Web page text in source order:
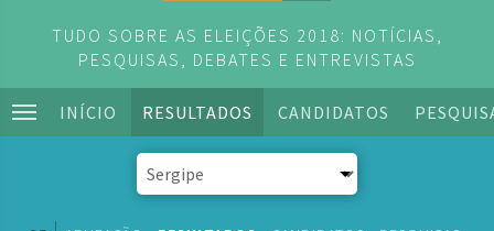
TUDO SOBRE AS ELEIÇÕES 2018: NOTÍCIAS,
PESQUISAS, DEBATES E ENTREVISTAS
INÍCIO RESULTADOS CANDIDATOS